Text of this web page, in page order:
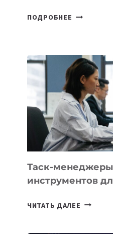
ПОДРОБНЕЕ ДЖЕФФ
ДЛЯ
СОЗДАНИЯ
ИНЖЕНЕРА»
Таск-
инструментов
ЧИТАТЬ ДАЛЕЕ ТАСК-